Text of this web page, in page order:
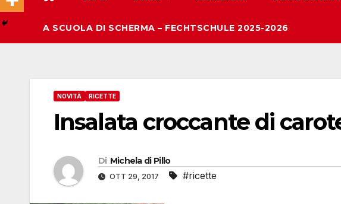
A SCUOLA DI SCHERMA – FECHTSCHULE 2025-2026
NOVITÀ RICETTE
Insalata croccante di
Di Michela di Pillo
OTT 29, 2017 #ricette